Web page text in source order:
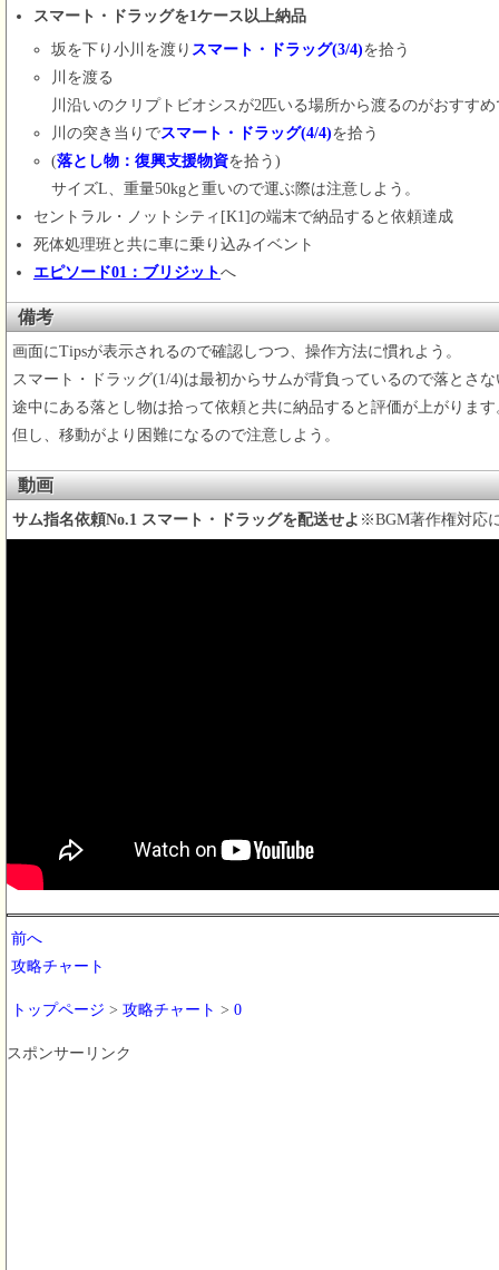
スマート・ドラッグを1ケース以上納品
坂を下り小川を渡り スマート・ドラッグ(3/4)を拾う
川を渡る
川沿いのクリプトビオシスが2匹いる場所から渡るのがおすすめ
川の突き当りでスマート・ドラッグ(4/4)を拾う
(落とし物：復興支援物資を拾う)
サイズL、重量50kgと重いので運ぶ際は注意しよう。
セントラル・ノットシティ[K1]の端末で納品すると依頼達成
死体処理班と共に車に乗り込みイベント
エピソード01：ブリジットへ
備考
画面にTipsが表示されるので確認しつつ、操作方法に慣れよう。
スマート・ドラッグ(1/4)は最初からサムが背負っているので落とさな
途中にある落とし物は拾って依頼と共に納品すると評価が上がります
但し、移動がより困難になるので注意しよう。
動画
サム指名依頼No.1 スマート・ドラッグを配送せよ ※BGM著作権対応
前へ
攻略チャート
トップページ > 攻略チャート > 0
スポンサーリンク